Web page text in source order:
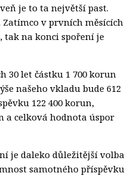
je to ta největší past.
v prvních měsících
tak na konci spoření je
30 let částku 1 700 korun
našeho vkladu bude 612
122 400 korun,
a celková hodnota úspor
je daleko důležitější volba
samotného příspěvku